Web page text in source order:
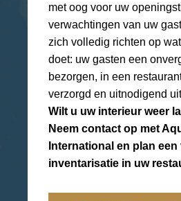
met oog voor uw
verwachtingen van uw
zich volledig richten op
doet: uw gasten een
bezorgen, in een
verzorgd en uitnodigend
Wilt u uw interieur weer
Neem contact op met
International en plan
inventarisatie in uw